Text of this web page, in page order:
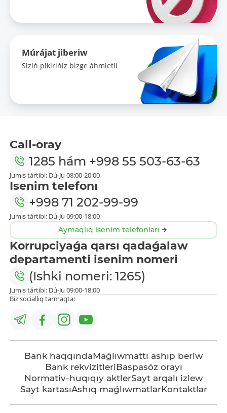
Múrájat jiberiw
Siziń pikirińiz bizge áhmietli
Call-oray
1285 hám +998 55 503-63-63
Jumıs tártibi: Dú-Ju 08:00-20:00
Isenim telefonı
+998 71 202-99-99
Jumıs tártibi: Dú-Ju 09:00-18:00
Aymaqlıq isenim telefonları
Korrupciyaǵa qarsı qadaǵalaw
departamenti isenim nomeri
(Ishki nomeri: 1265)
Jumıs tártibi: Dú-Ju 09:00-18:00
Biz sociallıq tarmaqta:
Bank haqqındaMaǵlıwmattı ashıp beriw
Bank rekvizitleriBaspasóz orayı
Normativ-huqıqıy aktlerSayt arqalı izlew
Sayt kartasıAshıq maǵlıwmatlarKontaktlar